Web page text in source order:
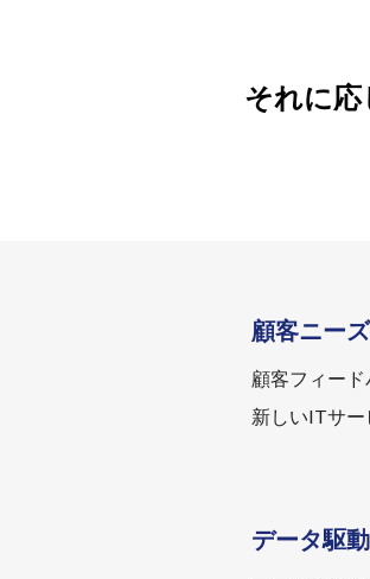
それに応
顧客ニー
顧客フィード
新しいITサー
データ駆